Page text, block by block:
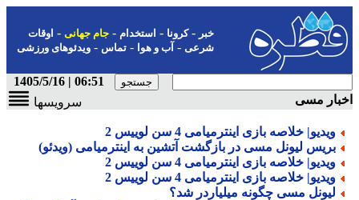
-کرونا-استخدام- جام جهانی-اوقات
شرعی-آب و هوا-تماس-ویدئوهای ورزشی
06:51 | 1405/5/16
مسی
سرویسها
ویدیو| خلاصه بازی اینترمیامی 4 سن لوییس 2
بریس لیونل مسی در بازگشت آتشین به اینترمیامی (ویدئو)
ویدیو| خلاصه بازی اینترمیامی 4 سن لوییس 2
ویدیو| خلاصه بازی اینترمیامی 4 سن لوییس 2
لیونل مسی چگونه میلیاردر شد؟